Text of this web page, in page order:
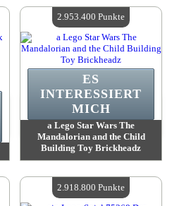
Verfügbare Menge:4
a Lego Star Wars The
Mandalorian and the Child
Building Toy Brickheadz
Verfügbare Menge:4
ES
INTERESSIERT
MICH
2.953.400 Punkte
2.918.800 Punkte